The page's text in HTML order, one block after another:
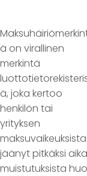
ä on virallinen
merkintä
ä, joka kertoo
henkilön tai
yrityksen
jäänyt pitkäksi
muistutuksista